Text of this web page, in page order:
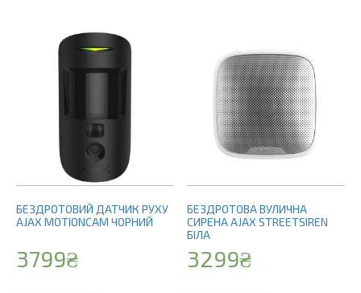
БЕЗДРОТОВИЙ ДАТЧИК РУХУ
AJAX MOTIONCAM ЧОРНИЙ
3799₴
БЕЗДРОТОВА ВУЛИЧНА
СИРЕНА AJAX STREETSIREN
БІЛА
3299₴